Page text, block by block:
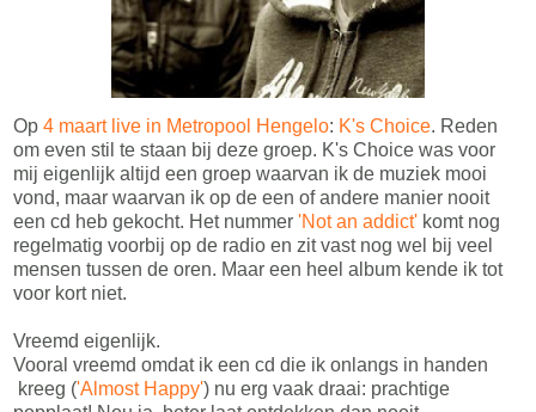
Op 4 maart live in Metropool Hengelo: K's Choice. Reden
om even stil te staan bij deze groep. K's Choice was voor
mij eigenlijk altijd een groep waarvan ik de muziek mooi
vond, maar waarvan ik op de een of andere manier nooit
een cd heb gekocht. Het nummer 'Not an addict' komt nog
regelmatig voorbij op de radio en zit vast nog wel bij veel
mensen tussen de oren. Maar een heel album kende ik tot
voor kort niet.
Vreemd eigenlijk.
Vooral vreemd omdat ik een cd die ik onlangs in handen
kreeg ('Almost Happy') nu erg vaak draai: prachtige